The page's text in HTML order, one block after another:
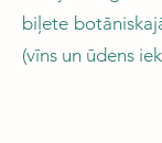
biļete
(vīns un ūdens